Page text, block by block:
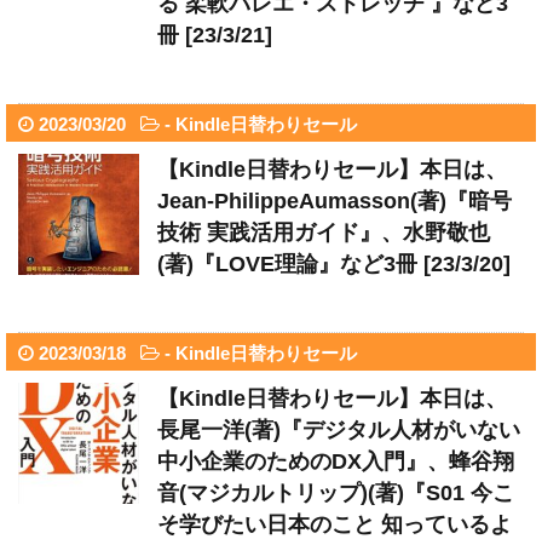
冊 [23/3/21]
2023/03/20 - Kindle日替わりセール
【Kindle日替わりセール】本日は、
Jean-PhilippeAumasson(著)『暗号
技術 実践活用ガイド』、水野敬也
(著)『LOVE理論』など3冊 [23/3/20]
2023/03/18 - Kindle日替わりセール
【Kindle日替わりセール】本日は、
長尾一洋(著)『デジタル人材がいない
中小企業のためのDX入門』、蜂谷翔
音(マジカルトリップ)(著)『S01 今こ
そ学びたい日本のこと 知っているよ